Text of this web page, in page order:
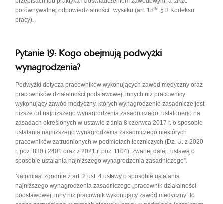
porównywalnej odpowiedzialności i wysiłku (art. 183c § 3 Kodeksu
pracy).
Pytanie 19: Kogo obejmują podwyżki
wynagrodzenia?
Podwyżki dotyczą pracowników wykonujących zawód medyczny oraz
pracowników działal­ności podstawowej, innych niż pracownicy
wykonujący zawód medyczny, których wynagrodzenie zasadnicze jest
niższe od najniższego wynagrodzenia zasadniczego, ustalonego na
zasadach określonych w ustawie z dnia 8 czerwca 2017 r. o sposobie
ustalania najniższego wynagrodzenia zasadniczego niektórych
pracowników zatrudnionych w pod­miotach leczniczych (Dz. U. z 2020
r. poz. 830 i 2401 oraz z 2021 r. poz. 1104), zwanej dalej „ustawą o
sposobie ustalania najniższego wynagrodzenia zasadniczego”.
Natomiast zgodnie z art. 2 ust. 4 ustawy o sposobie ustalania
najniższego wynagrodzenia zasadniczego „pracownik działalności
podstawowej, inny niż pracownik wykonujący zawód medyczny” to